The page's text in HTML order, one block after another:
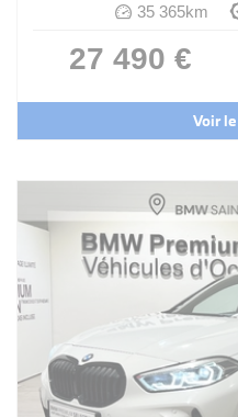
35 365km
27 490 €
Voir